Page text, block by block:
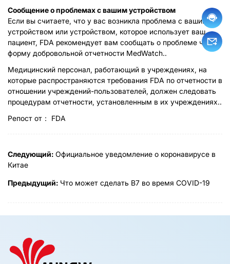
Сообщение о проблемах с вашим устройством
Если вы считаете, что у вас возникла проблема с вашим
устройством или устройством, которое использует ваш
пациент, FDA рекомендует вам сообщать о проблеме через
форму добровольной отчетности MedWatch..
Медицинский персонал, работающий в учреждениях, на
которые распространяются требования FDA по отчетности в
отношении учреждений-пользователей, должен следовать
процедурам отчетности, установленным в их учреждениях..
Репост от： FDA
Следующий: Официальное уведомление о коронавирусе в
Китае
Предыдущий: Что может сделать B7 во время COVID-19